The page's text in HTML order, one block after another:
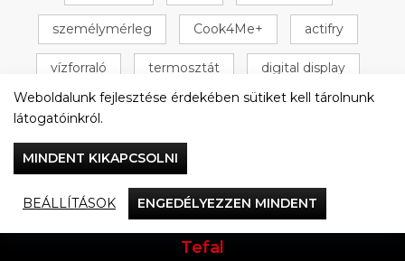
személymérleg Cook4Me+ actifry
vízforraló termosztát digital display
+ 16 következő
Vacsorázzunk együtt
Tefal
Weboldalunk fejlesztése érdekében sütiket kell tárolnunk
látogatóinkról.
MINDENT KIKAPCSOLNI
BEÁLLÍTÁSOK ENGEDÉLYEZZEN MINDENT